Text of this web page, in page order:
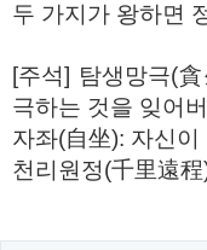
두 가지가 왕하면
[주석] 탐생망극(
극하는 것을 잊어
자좌(自坐): 자신
천리원정(千里遠